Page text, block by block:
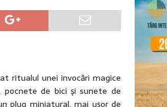
ritualul unei invocări magice
de bici şi sunete de
plug miniatural, mai uşor de